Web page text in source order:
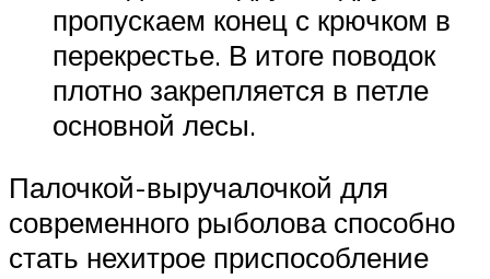
пропускаем конец с крючком в
перекрестье. В итоге поводок
плотно закрепляется в петле
основной лесы.
Палочкой-выручалочкой для
современного рыболова способно
стать нехитрое приспособление